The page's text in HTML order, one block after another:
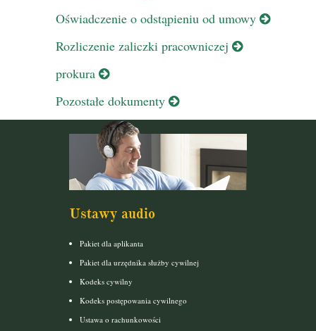
Oświadczenie o odstąpieniu od umowy
Rozliczenie zaliczki pracowniczej
prokura
Pozostałe dokumenty
Ustawy audio
Pakiet dla aplikanta
Pakiet dla urzędnika służby cywilnej
Kodeks cywilny
Kodeks postępowania cywilnego
Ustawa o rachunkowości